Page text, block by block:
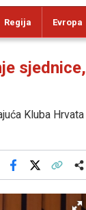
Regija Evropa
sjednice,
Kluba Hrvata
Facebook